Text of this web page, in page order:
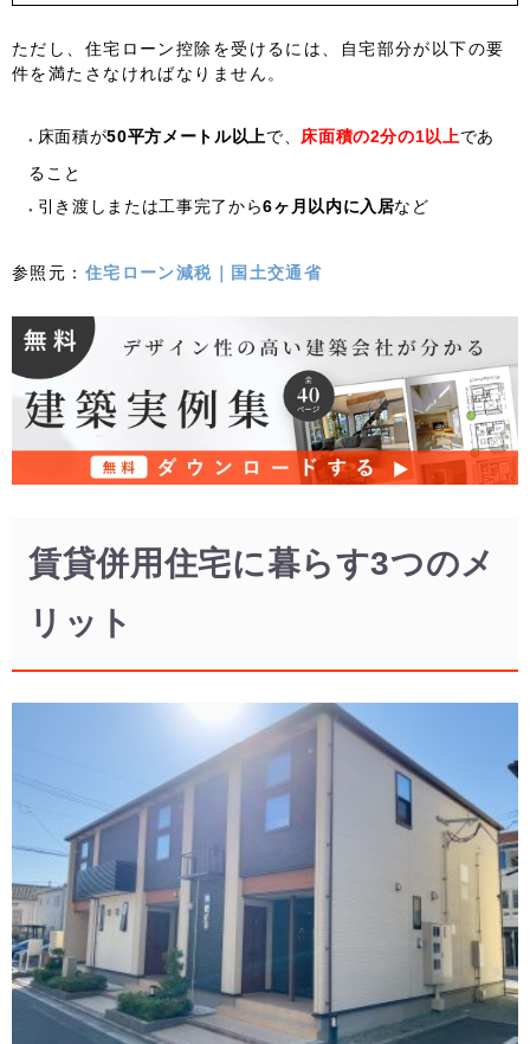
ただし、住宅ローン控除を受けるには、自宅部分が以下の要
件を満たさなければなりません。
床面積が50平方メートル以上で、 床面積の2分の1以上であ
ること
引き渡しまたは工事完了から6ヶ月以内に入居など
参照元： 住宅ローン減税｜国土交通省
賃貸併用住宅に暮らす3つのメ
リット